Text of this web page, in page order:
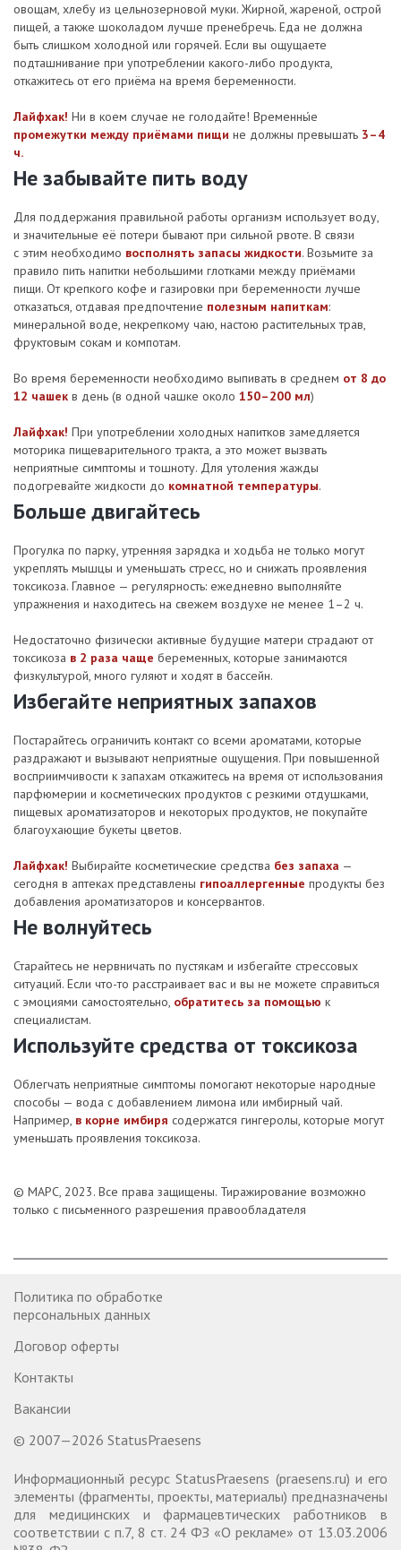
овощам, хлебу из цельнозерновой муки. Жирной, жареной, острой
пищей, а также шоколадом лучше пренебречь. Еда не должна
быть слишком холодной или горячей. Если вы ощущаете
подташнивание при употреблении какого-либо продукта,
откажитесь от его приёма на время беременности.
Лайфхак! Ни в коем случае не голодайте! Временны́е
промежутки между приёмами пищи не должны превышать 3–4
ч.
Не забывайте пить воду
Для поддержания правильной работы организм использует воду,
и значительные её потери бывают при сильной рвоте. В связи
с этим необходимо восполнять запасы жидкости. Возьмите за
правило пить напитки небольшими глотками между приёмами
пищи. От крепкого кофе и газировки при беременности лучше
отказаться, отдавая предпочтение полезным напиткам:
минеральной воде, некрепкому чаю, настою растительных трав,
фруктовым сокам и компотам.
Во время беременности необходимо выпивать в среднем от 8 до
12 чашек в день (в одной чашке около 150–200 мл)
Лайфхак! При употреблении холодных напитков замедляется
моторика пищеварительного тракта, а это может вызвать
неприятные симптомы и тошноту. Для утоления жажды
подогревайте жидкости до комнатной температуры.
Больше двигайтесь
Прогулка по парку, утренняя зарядка и ходьба не только могут
укреплять мышцы и уменьшать стресс, но и снижать проявления
токсикоза. Главное — регулярность: ежедневно выполняйте
упражнения и находитесь на свежем воздухе не менее 1–2 ч.
Недостаточно физически активные будущие матери страдают от
токсикоза в 2 раза чаще беременных, которые занимаются
физкультурой, много гуляют и ходят в бассейн.
Избегайте неприятных запахов
Постарайтесь ограничить контакт со всеми ароматами, которые
раздражают и вызывают неприятные ощущения. При повышенной
восприимчивости к запахам откажитесь на время от использования
парфюмерии и косметических продуктов с резкими отдушками,
пищевых ароматизаторов и некоторых продуктов, не покупайте
благоухающие букеты цветов.
Лайфхак! Выбирайте косметические средства без запаха —
сегодня в аптеках представлены гипоаллергенные продукты без
добавления ароматизаторов и консервантов.
Не волнуйтесь
Старайтесь не нервничать по пустякам и избегайте стрессовых
ситуаций. Если что-то расстраивает вас и вы не можете справиться
с эмоциями самостоятельно, обратитесь за помощью к
специалистам.
Используйте средства от токсикоза
Облегчать неприятные симптомы помогают некоторые народные
способы — вода с добавлением лимона или имбирный чай.
Например, в корне имбиря содержатся гингеролы, которые могут
уменьшать проявления токсикоза.
© МАРС, 2023. Все права защищены. Тиражирование возможно
только с письменного разрешения правообладателя
Политика по обработке
персональных данных
Договор оферты
Контакты
Вакансии
© 2007—2026 StatusPraesens
Информационный ресурс StatusPraesens (praesens.ru) и его
элементы (фрагменты, проекты, материалы) предназначены
для медицинских и фармацевтических работников в
соответствии с п.7, 8 ст. 24 ФЗ «О рекламе» от 13.03.2006